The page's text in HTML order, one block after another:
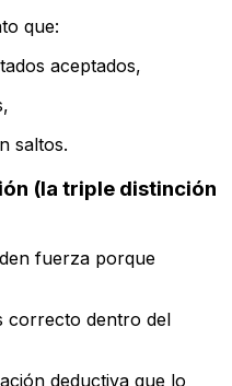
que:
aceptados,
saltos.
(la triple distinción
fuerza porque
correcto dentro del
deductiva que lo